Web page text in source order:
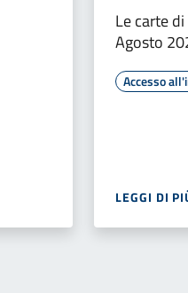
Le carte
Agosto
Accesso
LEGGI DI